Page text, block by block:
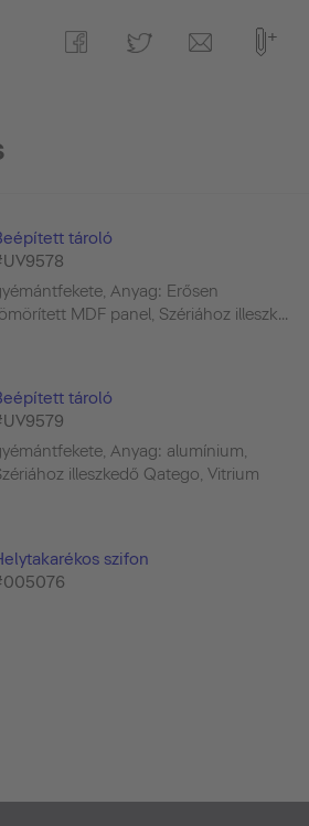
tároló
Anyag: Erősen
MDF panel, Szériához illeszk...
tároló
Anyag: alumínium,
illeszkedő Qatego, Vitrium
szifon